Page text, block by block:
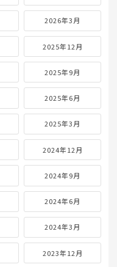
2026年3月
2025年12月
2025年9月
2025年6月
2025年3月
2024年12月
2024年9月
2024年6月
2024年3月
2023年12月